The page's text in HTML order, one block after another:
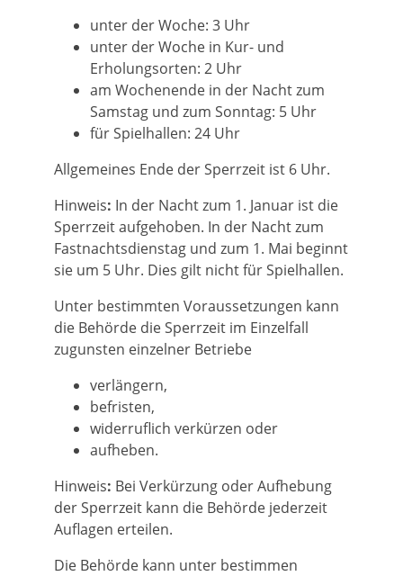
unter der Woche: 3 Uhr
unter der Woche in Kur- und
Erholungsorten: 2 Uhr
am Wochenende in der Nacht zum
Samstag und zum Sonntag: 5 Uhr
für Spielhallen: 24 Uhr
Allgemeines Ende der Sperrzeit ist 6 Uhr.
Hinweis: In der Nacht zum 1. Januar ist die
Sperrzeit aufgehoben. In der Nacht zum
Fastnachtsdienstag und zum 1. Mai beginnt
sie um 5 Uhr. Dies gilt nicht für Spielhallen.
Unter bestimmten Voraussetzungen kann
die Behörde die Sperrzeit im Einzelfall
zugunsten einzelner Betriebe
verlängern,
befristen,
widerruflich verkürzen oder
aufheben.
Hinweis: Bei Verkürzung oder Aufhebung
der Sperrzeit kann die Behörde jederzeit
Auflagen erteilen.
Die Behörde kann unter bestimmen